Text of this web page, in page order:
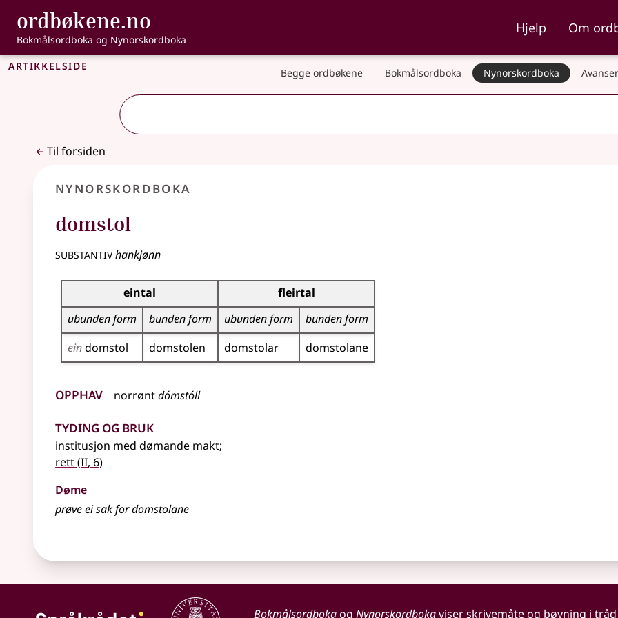
Gå til hovedinnhold
Tilgjengelighet
ordbøkene.no , Bokmålsordboka og Nynorskordboka
Bokmålsordboka og Nynorskordboka
Hjelp Om
Artikkelside Begge ordbøkene Bokmålsordboka Nynorskordboka
Til forsiden
Nynorskordboka
domstol
substantivhankjønn
Bøyningstabell for dette substantivet
eintal
fleirtal
ubunden form
bunden form ubunden form
bunden form
eindomstol domstolen domstolar domstolane
Opphav norrøntdómstóll
Tyding og bruk
institusjon med dømande makt;
rett(2
II, 6)
Døme
prøve ei sak for domstolane
Bokmålsordbokaog Nynorskordbokaviser skrivemåte og bøyning i